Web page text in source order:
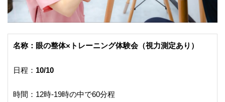
名称：眼の整体×トレーニング体験会（視力測定あり）
日程： 10/10
時間：12時-19時の中で60分程